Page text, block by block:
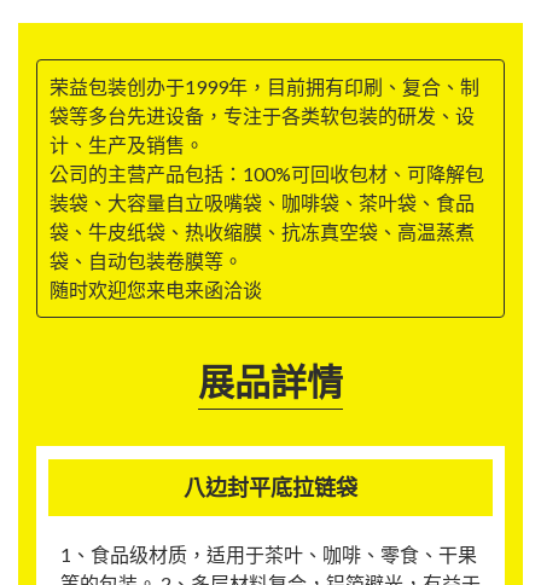
荣益包装创办于1999年，目前拥有印刷、复合、制
袋等多台先进设备，专注于各类软包装的研发、设
计、生产及销售。
公司的主营产品包括：100%可回收包材、可降解包
装袋、大容量自立吸嘴袋、咖啡袋、茶叶袋、食品
袋、牛皮纸袋、热收缩膜、抗冻真空袋、高温蒸煮
袋、自动包装卷膜等。
随时欢迎您来电来函洽谈
展品詳情
八边封平底拉链袋
1、食品级材质，适用于茶叶、咖啡、零食、干果